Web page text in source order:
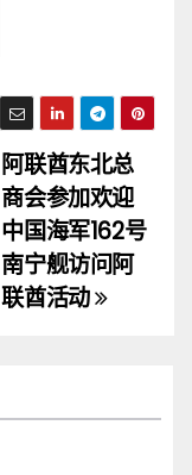
阿联酋东北总
商会参加欢迎
中国海军162号
南宁舰访问阿
联酋活动